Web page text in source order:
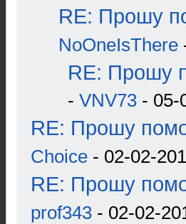
RE: Прошу
NoOneIsThere
RE: Прошу
- VNV73 - 05-
RE: Прошу
Choice - 02-02-
RE: Прошу
prof343 - 02-02-